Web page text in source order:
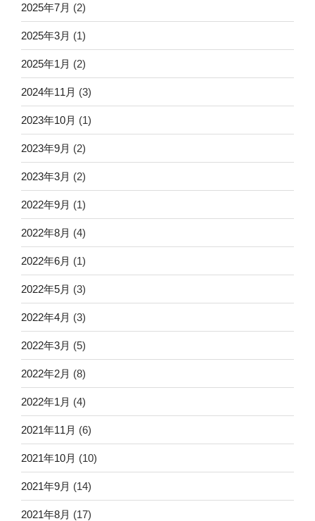
2025年7月 (2)
2025年3月 (1)
2025年1月 (2)
2024年11月 (3)
2023年10月 (1)
2023年9月 (2)
2023年3月 (2)
2022年9月 (1)
2022年8月 (4)
2022年6月 (1)
2022年5月 (3)
2022年4月 (3)
2022年3月 (5)
2022年2月 (8)
2022年1月 (4)
2021年11月 (6)
2021年10月 (10)
2021年9月 (14)
2021年8月 (17)